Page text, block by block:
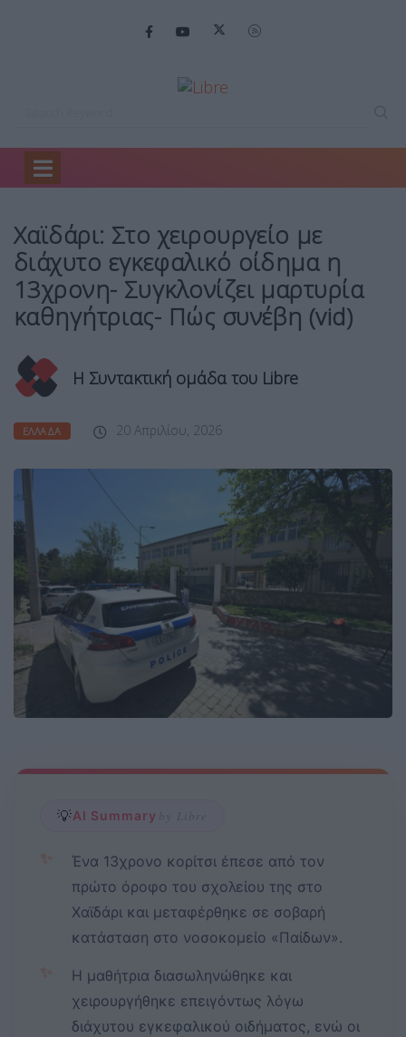
Home
Χαϊδάρι: Στο χειρουργείο με
διάχυτο εγκεφαλικό οίδημα η
13χρονη- Συγκλονίζει μαρτυρία
καθηγήτριας- Πώς συνέβη (vid)
Η Συντακτική ομάδα του Libre
ΕΛΛΆΔΑ 20 Απριλίου, 2026
💡AI Summary by Libre
✨
Ένα 13χρονο κορίτσι έπεσε από τον
πρώτο όροφο του σχολείου της στο
Χαϊδάρι και μεταφέρθηκε σε σοβαρή
κατάσταση στο νοσοκομείο «Παίδων».
✨
Η μαθήτρια διασωληνώθηκε και
χειρουργήθηκε επειγόντως λόγω
διάχυτου εγκεφαλικού οιδήματος, ενώ οι